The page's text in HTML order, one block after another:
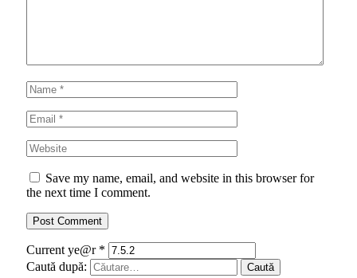
Save my name, email, and website in this browser for
the next time I comment.
Current ye@r *
Caută după: